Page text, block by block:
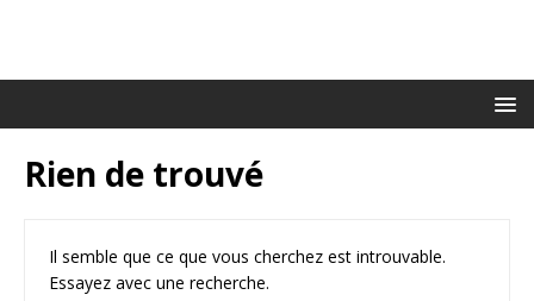
Rien de trouvé
Il semble que ce que vous cherchez est introuvable.
Essayez avec une recherche.